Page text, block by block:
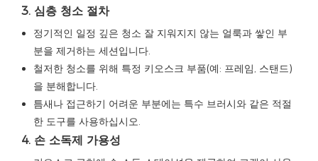
3. 심층 청소 절차
정기적인 일정 깊은 청소 잘 지워지지 않는 얼룩과 쌓인 부
분을 제거하는 세션입니다.
철저한 청소를 위해 특정 키오스크 부품(예: 프레임, 스탠드)
을 분해합니다.
틈새나 접근하기 어려운 부분에는 특수 브러시와 같은 적절
한 도구를 사용하십시오.
4. 손 소독제 가용성